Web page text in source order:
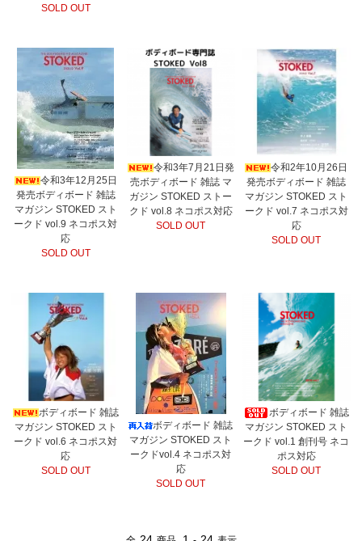
SOLD OUT
令和3年12月25日
発売ボディボード 雑誌
マガジン STOKED スト
ークド vol.9 ネコポス対
応
SOLD OUT
令和3年7月21日発
売ボディボード 雑誌 マ
ガジン STOKED ストー
クド vol.8 ネコポス対応
SOLD OUT
令和2年10月26日
発売ボディボード 雑誌
マガジン STOKED スト
ークド vol.7 ネコポス対
応
SOLD OUT
ボディボード 雑誌
マガジン STOKED スト
ークド vol.6 ネコポス対
応
SOLD OUT
ボディボード 雑誌
マガジン STOKED スト
ークドvol.4 ネコポス対
応
SOLD OUT
ボディボード 雑誌
マガジン STOKED スト
ークド vol.1 創刊号 ネコ
ポス対応
SOLD OUT